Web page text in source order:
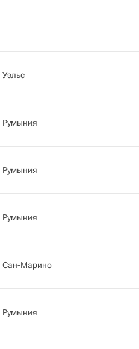
Уэльс
Румыния
Румыния
Румыния
Сан-Марино
Румыния